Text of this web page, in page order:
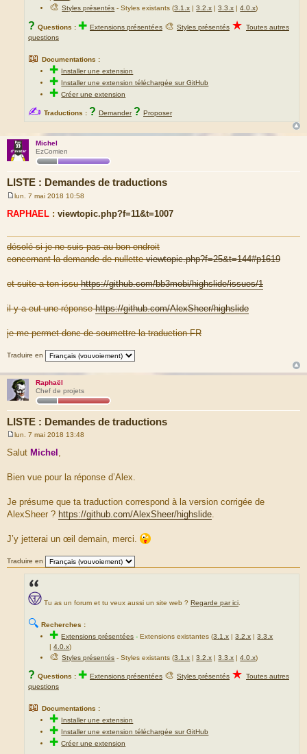
🎨Styles présentés - Styles existants (3.1.x |3.2.x |3.3.x |4.0.x)
? Questions : ✚ Extensions présentées 🎨 Styles présentés ★ Toutes autres
questions
📖 Documentations :
✚ Installer une extension
✚ Installer une extension téléchargée sur GitHub
✚Créer une extension
✍ Traductions : ? Demander ? Proposer
Michel
EzComien
LISTE : Demandes de traductions
e
s
a
g
e
lun. 7 mai 2018 10:58
RAPHAEL : viewtopic.php?f=11&t=1007
désolé si je ne suis pas au bon endroit
concernant la demande de nulletteviewtopic.php?f=25&t=144#p1619
et suite a ton issuhttps://github.com/bb3mobi/highslide/issues/1
il y a eut une réponsehttps://github.com/AlexSheer/highslide
je me permet donc de soumettre la traduction FR
Traduire en
Raphaël
Chef de projets
LISTE : Demandes de traductions
e
s
g
lun. 7 mai 2018 13:48
Salut Michel ,
Bien vue pour la réponse d’Alex.
Je présume que ta traduction correspond à la version corrigée de
AlexSheer ? https://github.com/AlexSheer/highslide.
J’y jetterai un œil demain, merci.
Traduire en
Tu as un forum et tu veux aussi un site web ? Regarde par ici
🔍 Recherches :
✚Extensions présentées -Extensions existantes (3.1.x |3.2.x |3.3.x
|4.0.x)
🎨Styles présentés - Styles existants (3.1.x |3.2.x |3.3.x |4.0.x)
? Questions : ✚ Extensions présentées 🎨 Styles présentés ★ Toutes autres
questions
📖 Documentations :
✚ Installer une extension
✚ Installer une extension téléchargée sur GitHub
✚Créer une extension